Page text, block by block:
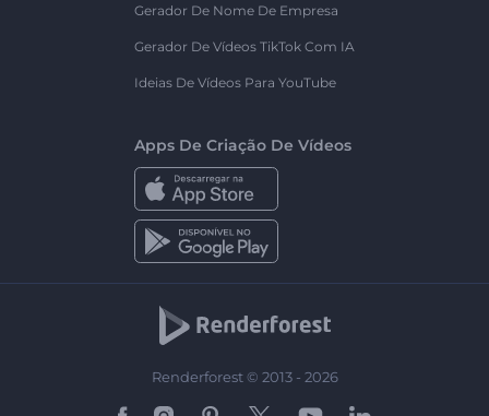
Gerador De Nome De Empresa
Gerador De Vídeos TikTok Com IA
Ideias De Vídeos Para YouTube
Apps De Criação De Vídeos
Renderforest © 2013 - 2026